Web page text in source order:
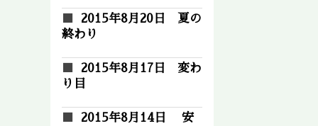
2015年8月20日 夏の
終わり
2015年8月17日 変わ
り目
2015年8月14日 安